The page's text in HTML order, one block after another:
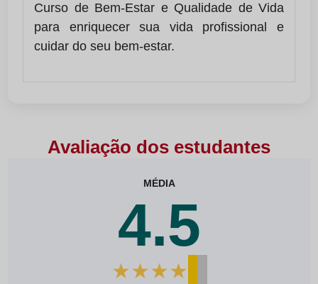
Curso de Bem-Estar e Qualidade de Vida
para enriquecer sua vida profissional e
cuidar do seu bem-estar.
Avaliação dos estudantes
MÉDIA
4.5
★★★★